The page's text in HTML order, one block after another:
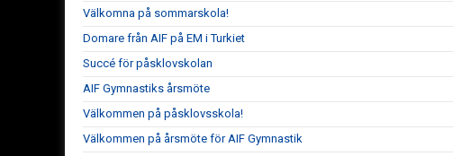
Välkomna på sommarskola!
Domare från AIF på EM i Turkiet
Succé för påsklovskolan
AIF Gymnastiks årsmöte
Välkommen på påsklovsskola!
Välkommen på årsmöte för AIF Gymnastik